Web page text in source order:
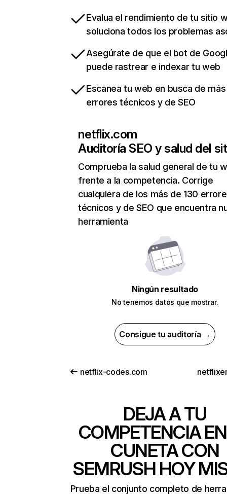
Evalua el rendimiento de tu sitio
soluciona todos los problemas
Asegúrate de que el bot de
puede rastrear e indexar tu web
Escanea tu web en busca de
errores técnicos y de SEO
netflix.com
Auditoría SEO y salud del
Comprueba la salud general de tu
frente a la competencia. Corrige
cualquiera de los más de 130
técnicos y de SEO que encuentra
herramienta
Ningún resultado
No tenemos datos que mostrar.
Consigue tu auditoría →
netflix-codes.com
DEJA A TU
COMPETENCIA
CUNETA CON
SEMRUSH HOY
Prueba el conjunto completo de